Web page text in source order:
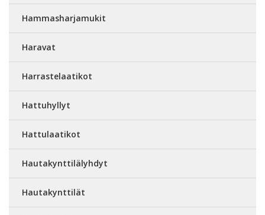
Hammasharjamukit
Haravat
Harrastelaatikot
Hattuhyllyt
Hattulaatikot
Hautakynttilälyhdyt
Hautakynttilät